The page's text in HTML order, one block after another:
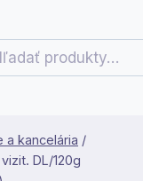
a kancelária /
DL/120g